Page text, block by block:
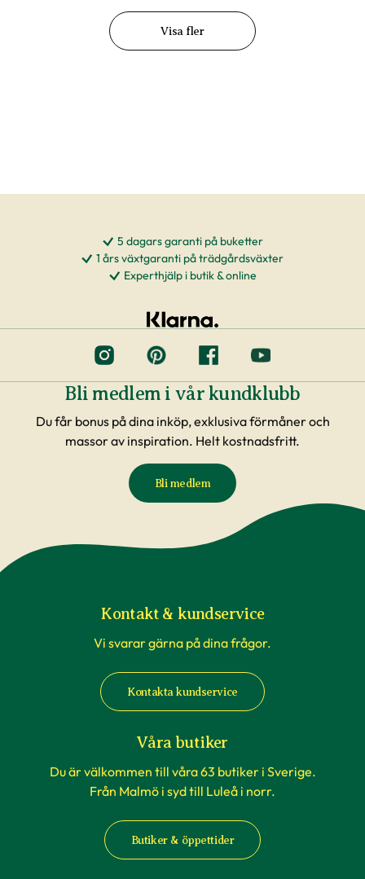
Visa fler
5 dagars garanti på buketter
1 års växtgaranti på trädgårdsväxter
Experthjälp i butik & online
Bli medlem i vår kundklubb
Du får bonus på dina inköp, exklusiva förmåner och
massor av inspiration. Helt kostnadsfritt.
Bli medlem
Kontakt & kundservice
Vi svarar gärna på dina frågor.
Kontakta kundservice
Våra butiker
Du är välkommen till våra 63 butiker i Sverige.
Från Malmö i syd till Luleå i norr.
Butiker & öppettider